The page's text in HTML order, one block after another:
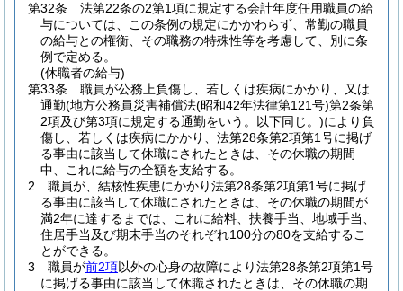
第32条
法第22条の2第1項に規定する会計年度任用職員の給
与については、この条例の規定にかかわらず、常勤の職員
の給与との権衡、その職務の特殊性等を考慮して、別に条
例で定める。
(休職者の給与)
第33条
職員が公務上負傷し、若しくは疾病にかかり、又は
通勤(地方公務員災害補償法(昭和42年法律第121号)第2条第
2項及び第3項に規定する通勤をいう。以下同じ。)により負
傷し、若しくは疾病にかかり、法第28条第2項第1号に掲げ
る事由に該当して休職にされたときは、その休職の期間
中、これに給与の全額を支給する。
2
職員が、結核性疾患にかかり法第28条第2項第1号に掲げ
る事由に該当して休職にされたときは、その休職の期間が
満2年に達するまでは、これに給料、扶養手当、地域手当、
住居手当及び期末手当のそれぞれ100分の80を支給するこ
とができる。
3
職員が前2項以外の心身の故障により法第28条第2項第1号
に掲げる事由に該当して休職されたときは、その休職の期